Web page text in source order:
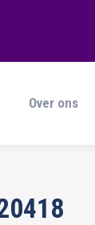
Over ons